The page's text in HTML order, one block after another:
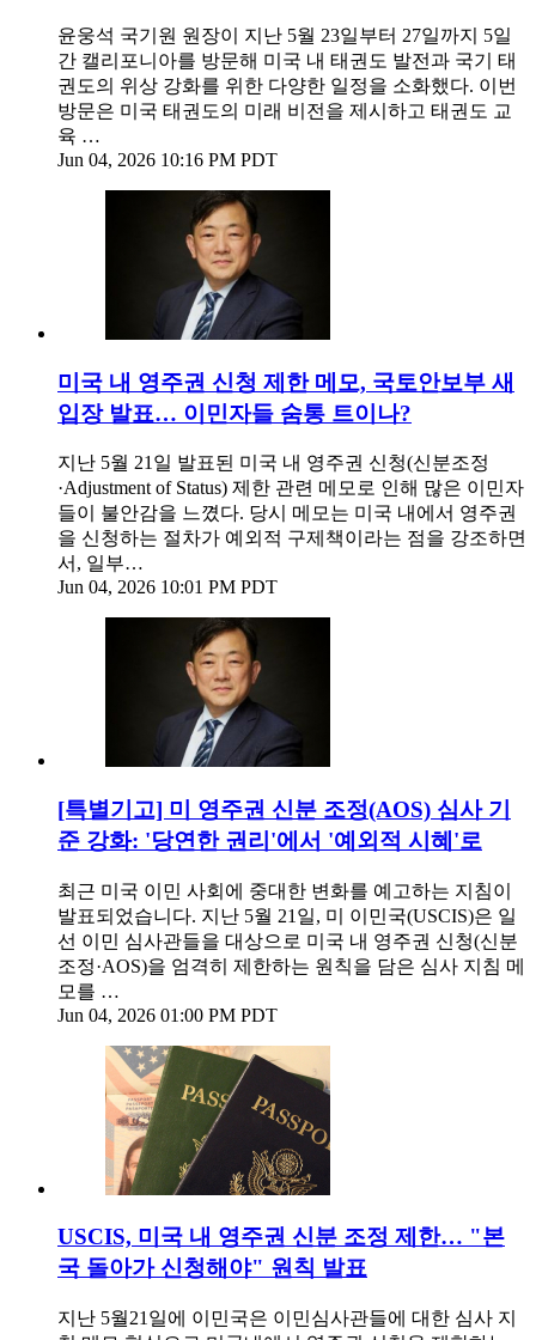
윤웅석 국기원 원장이 지난 5월 23일부터 27일까지 5일
간 캘리포니아를 방문해 미국 내 태권도 발전과 국기 태
권도의 위상 강화를 위한 다양한 일정을 소화했다. 이번
방문은 미국 태권도의 미래 비전을 제시하고 태권도 교
육 …
Jun 04, 2026 10:16 PM PDT
미국 내 영주권 신청 제한 메모, 국토안보부 새
입장 발표… 이민자들 숨통 트이나?
지난 5월 21일 발표된 미국 내 영주권 신청(신분조정
·Adjustment of Status) 제한 관련 메모로 인해 많은 이민자
들이 불안감을 느꼈다. 당시 메모는 미국 내에서 영주권
을 신청하는 절차가 예외적 구제책이라는 점을 강조하면
서, 일부…
Jun 04, 2026 10:01 PM PDT
[특별기고] 미 영주권 신분 조정(AOS) 심사 기
준 강화: '당연한 권리'에서 '예외적 시혜'로
최근 미국 이민 사회에 중대한 변화를 예고하는 지침이
발표되었습니다. 지난 5월 21일, 미 이민국(USCIS)은 일
선 이민 심사관들을 대상으로 미국 내 영주권 신청(신분
조정·AOS)을 엄격히 제한하는 원칙을 담은 심사 지침 메
모를 …
Jun 04, 2026 01:00 PM PDT
USCIS, 미국 내 영주권 신분 조정 제한… "본
국 돌아가 신청해야" 원칙 발표
지난 5월21일에 이민국은 이민심사관들에 대한 심사 지